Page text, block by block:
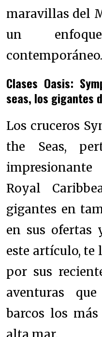
maravillas del
un
contemporáneo.
Clases Oasis:
seas, los gigantes
Los cruceros
the Seas,
Royal
gigantes en
en sus ofertas
este artículo, te
por sus
aventuras
barcos los más